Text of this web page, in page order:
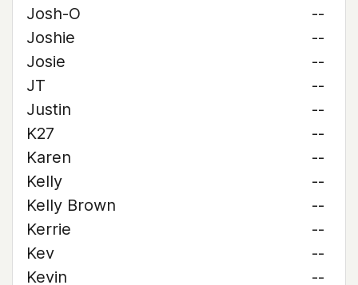
Josh-O
--
Joshie
--
Josie
--
JT
--
Justin
--
K27
--
Karen
--
Kelly
--
Kelly Brown
--
Kerrie
--
Kev
--
Kevin
--